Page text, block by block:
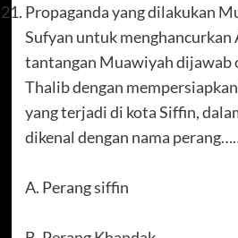
Propaganda yang dilakukan
Sufyan untuk menghancurkan
tantangan Muawiyah dijawab
Thalib dengan
yang terjadi di kota Siffin,
dikenal dengan nama
A. Perang siffin